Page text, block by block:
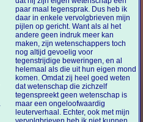
paar maal tegensprak. Dus heb ik
daar in enkele vervolgbrieven mijn
pijlen op gericht. Want als al het
andere geen indruk meer kan
maken, zijn wetenschappers toch
nog altijd gevoelig voor
tegenstrijdige beweringen, en al
helemaal als die uit hun eigen mond
komen. Omdat zij heel goed weten
dat wetenschap die zichzelf
tegenspreekt geen wetenschap is
maar een ongeloofwaardig
leuterverhaal. Echter, ook met mijn